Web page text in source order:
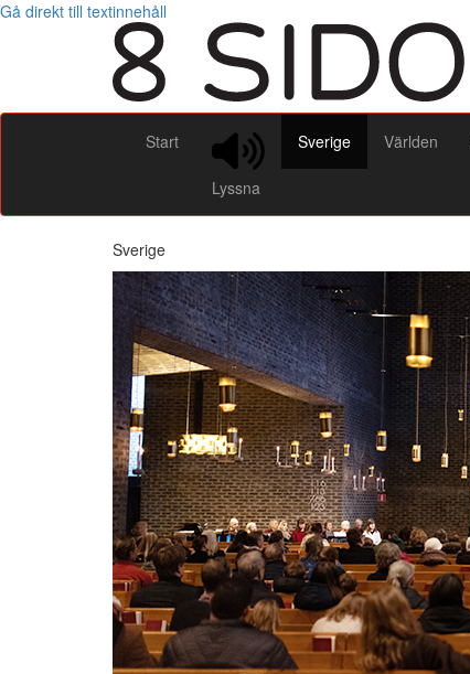
Gå direkt till textinnehåll
Start
Lyssna
Sverige Världen
Sverige